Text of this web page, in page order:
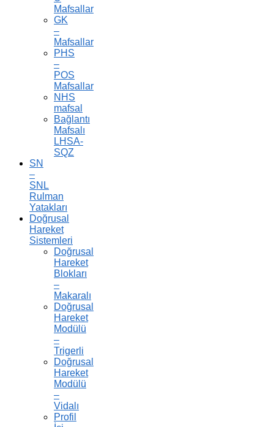
Mafsallar
GK
–
Mafsallar
PHS
–
POS
Mafsallar
NHS
mafsal
Bağlantı
Mafsalı
LHSA-
SQZ
SN
–
SNL
Rulman
Yatakları
Doğrusal
Hareket
Sistemleri
Doğrusal
Hareket
Blokları
–
Makaralı
Doğrusal
Hareket
Modülü
–
Trigerli
Doğrusal
Hareket
Modülü
–
Vidalı
Profil